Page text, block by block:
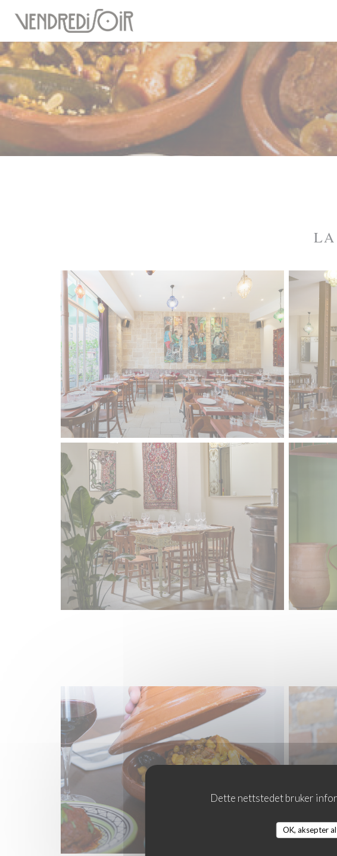
Panel for informasjonskapsler
Dette nettstedet bruker
OK, aksepter
LA